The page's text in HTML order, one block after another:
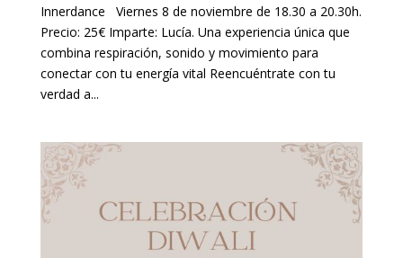
Innerdance Viernes 8 de noviembre de 18.30 a 20.30h.
Precio: 25€ Imparte: Lucía. Una experiencia única que
combina respiración, sonido y movimiento para
conectar con tu energía vital Reencuéntrate con tu
verdad a...